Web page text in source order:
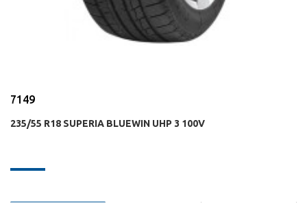
7149
235/55 R18 SUPERIA BLUEWIN UHP 3 100V